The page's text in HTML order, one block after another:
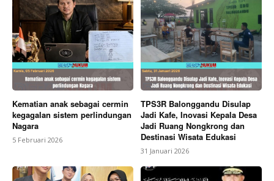
Kematian anak sebagai cermin
kegagalan sistem perlindungan
Nagara
5 Februari 2026
TPS3R Balonggandu Disulap
Jadi Kafe, Inovasi Kepala Desa
Jadi Ruang Nongkrong dan
Destinasi Wisata Edukasi
31 Januari 2026